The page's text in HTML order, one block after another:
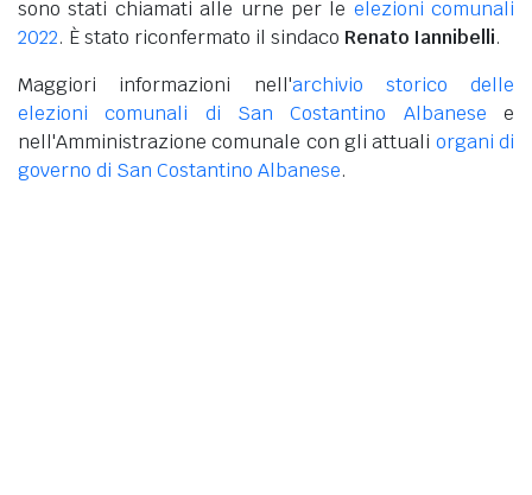
sono stati chiamati alle urne per le elezioni comunali
2022. È stato riconfermato il sindaco Renato Iannibelli.
Maggiori informazioni nell'archivio storico delle
elezioni comunali di San Costantino Albanese e
nell'Amministrazione comunale con gli attuali organi di
governo di San Costantino Albanese.